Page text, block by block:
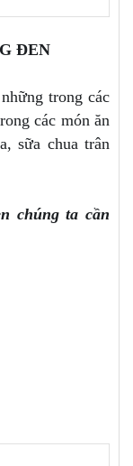
ĐEN
trong các
các món ăn
sữa chua trân
chúng ta cần